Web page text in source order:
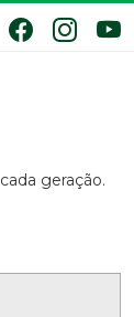
geração.